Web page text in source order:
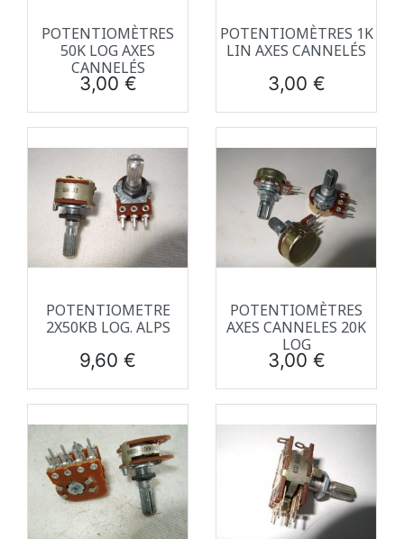
POTENTIOMÈTRES
50K LOG AXES
CANNELÉS
Prix
3,00 €
POTENTIOMÈTRES 1K
LIN AXES CANNELÉS
Prix
3,00 €
POTENTIOMETRE
2X50KB LOG. ALPS
Prix
9,60 €
POTENTIOMÈTRES
AXES CANNELES 20K
LOG
Prix
3,00 €